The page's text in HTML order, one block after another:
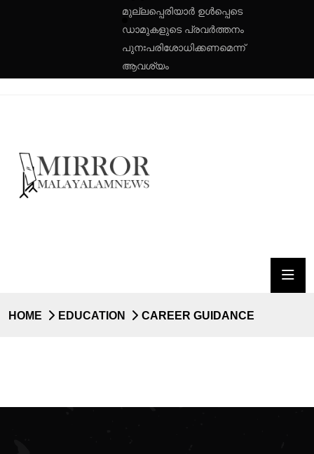
മുല്ലപ്പെരിയാർ ഉൾപ്പെടെ
ഡാമുകളുടെ പ്രവർത്തനം
പുനഃപരിശോധിക്കണമെന്ന്
ആവശ്യം
HOME EDUCATION CAREER GUIDANCE